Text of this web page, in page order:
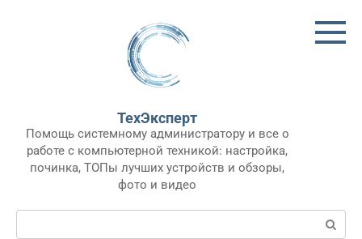
ТехЭксперт
Помощь системному администратору и все о
работе с компьютерной техникой: настройка,
починка, ТОПы лучших устройств и обзоры,
фото и видео
Поиск: